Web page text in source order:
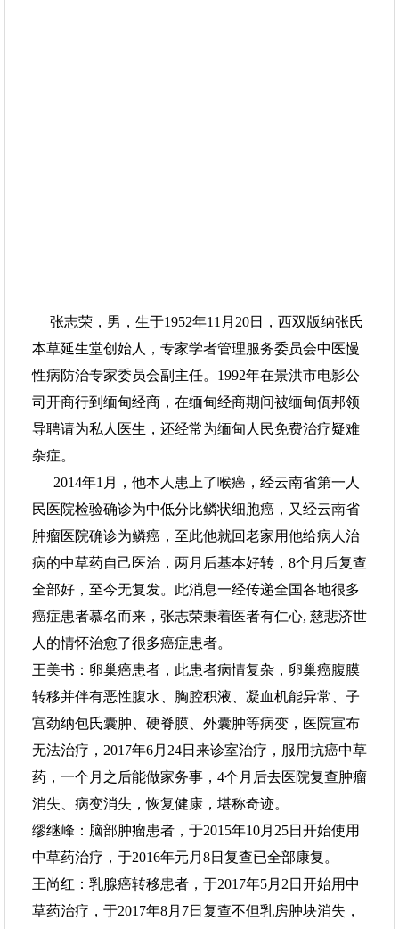
张志荣，男，生于1952年11月20日，西双版纳张氏
本草延生堂创始人，专家学者管理服务委员会中医慢
性病防治专家委员会副主任。1992年在景洪市电影公
司开商行到缅甸经商，在缅甸经商期间被缅甸佤邦领
导聘请为私人医生，还经常为缅甸人民免费治疗疑难
杂症。
2014年1月，他本人患上了喉癌，经云南省第一人
民医院检验确诊为中低分比鳞状细胞癌，又经云南省
肿瘤医院确诊为鳞癌，至此他就回老家用他给病人治
病的中草药自己医治，两月后基本好转，8个月后复查
全部好，至今无复发。此消息一经传递全国各地很多
癌症患者慕名而来，张志荣秉着医者有仁心, 慈悲济世
人的情怀治愈了很多癌症患者。
王美书：卵巢癌患者，此患者病情复杂，卵巢癌腹膜
转移并伴有恶性腹水、胸腔积液、凝血机能异常、子
宫劲纳包氏囊肿、硬脊膜、外囊肿等病变，医院宣布
无法治疗，2017年6月24日来诊室治疗，服用抗癌中草
药，一个月之后能做家务事，4个月后去医院复查肿瘤
消失、病变消失，恢复健康，堪称奇迹。
缪继峰：脑部肿瘤患者，于2015年10月25日开始使用
中草药治疗，于2016年元月8日复查已全部康复。
王尚红：乳腺癌转移患者，于2017年5月2日开始用中
草药治疗，于2017年8月7日复查不但乳房肿块消失，